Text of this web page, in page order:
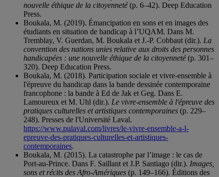
nouvelle éthique de la citoyenneté(p. 6–42). Deep Education
Press.
Boukala, M. (2019). Émancipation en sons et en images des
étudiants en situation de handicap à l’UQAM. Dans M.
Tremblay, V. Guerdan, M. Boukala et J.-P. Cobbaut (dir.). La
convention des nations unies relative aux droits des personnes
handicapées : une nouvelle éthique de la citoyenneté(p. 301–
320). Deep Education Press.
Boukala, M. (2018). Participation sociale et vivre-ensemble à
l'épreuve du handicap dans la bande dessinée contemporaine
francophone : la bande à Ed de Jak et Geg. Dans E.
Lamoureux et M. Uhl (dir.). Le vivre-ensemble à l'épreuve des
pratiques culturelles et artistiques contemporaines (p. 229–
248). Presses de l'Université Laval.
https://www.pulaval.com/livres/le-vivre-ensemble-a-l-
epreuve-des-pratiques-culturelles-et-artistiques-
contemporaines.
Boukala, M. (2015). La catastrophe par l’image : le cas de
Port-au-Prince. Dans F. Saillant et J.P. Santiago (dir.). Images,
sons et récits des Afro-Amériques (p. 149–166). Éditions des